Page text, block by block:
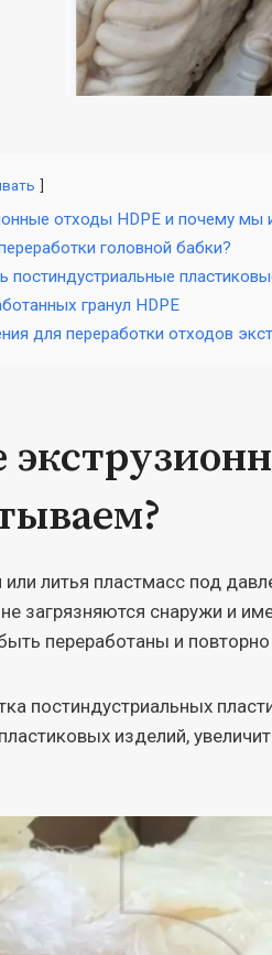
отходы HDPE и почему мы
головной бабки?
постиндустриальные
гранул HDPE
для переработки отходов
или литья пластмасс под
загрязняются снаружи и
переработаны и
постиндустриальных
изделий,